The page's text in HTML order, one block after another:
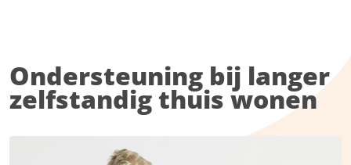
Ondersteuning bij langer
zelfstandig thuis wonen